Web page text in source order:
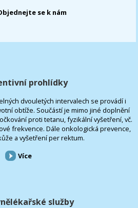
se k nám
prohlídky
dvouletých intervalech se provádí i
obtíže. Součástí je mimo jiné doplnění
proti tetanu, fyzikální vyšetření, vč.
frekvence. Dále onkologická prevence,
a vyšetření per rektum.
Více
služby